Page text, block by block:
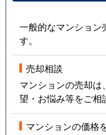
一般的なマンション
す。
売却相談
マンションの売却
望・お悩み等をご相
マンションの価格